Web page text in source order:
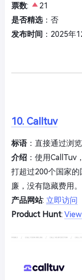
票数:
21
是否精选：否
发布时间 ：2025年
10. Calltuv
标语：直接通过浏
介绍 ：使用
打超过200个国家
廉，没有隐藏费用
产品网站: 立即访问
Product Hunt: